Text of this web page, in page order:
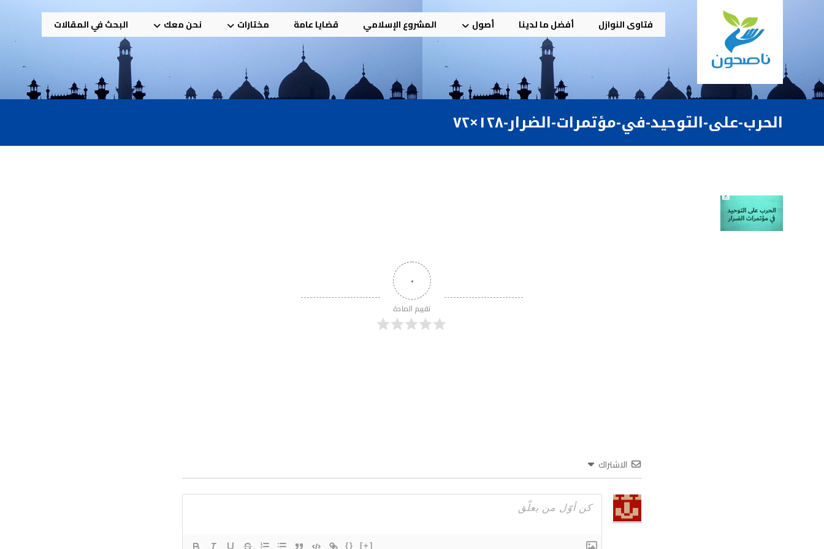
فتاوى النوازل أفضل ما لدينا أصول المشروع الإسلامي قضايا عامة مختارات نحن معك البحث في المقالات
الحرب-على-التوحيد-في-مؤتمرات-الضرار-١٢٨×٧٢
٠
تقييم المادة
الاشتراك
{} [+]